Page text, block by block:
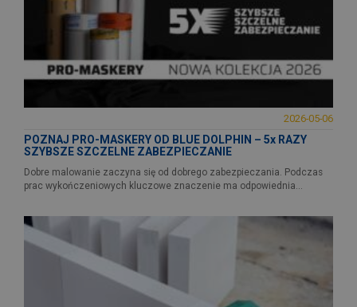
2026-05-06
POZNAJ PRO-MASKERY OD BLUE DOLPHIN – 5x RAZY
SZYBSZE SZCZELNE ZABEZPIECZANIE
Dobre malowanie zaczyna się od dobrego zabezpieczania. Podczas
prac wykończeniowych kluczowe znaczenie ma odpowiednia...